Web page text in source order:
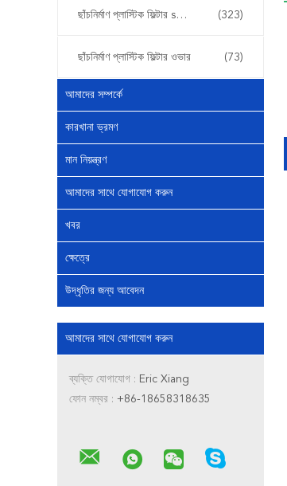
ছাঁচনির্মাণ প্লাস্টিক ফিল্টার sertোকান (323)
ছাঁচনির্মাণ প্লাস্টিক ফিল্টার ওভার (73)
আমাদের সম্পর্কে
কারখানা ভ্রমণ
মান নিয়ন্ত্রণ
আমাদের সাথে যোগাযোগ করুন
খবর
ক্ষেত্রে
উদ্ধৃতির জন্য আবেদন
আমাদের সাথে যোগাযোগ করুন
ব্যক্তি যোগাযোগ : Eric Xiang
ফোন নম্বর : +86-18658318635